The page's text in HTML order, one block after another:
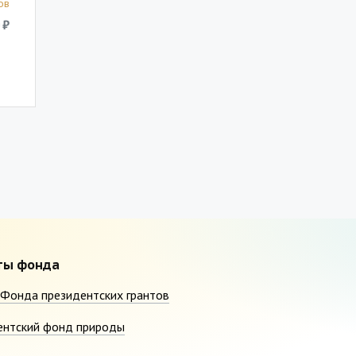
₽
фонда
президентских грантов
фонд природы